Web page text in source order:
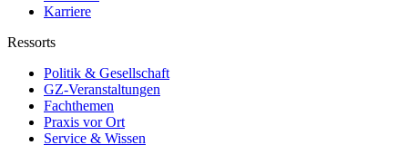
Karriere
Ressorts
Politik & Gesellschaft
GZ-Veranstaltungen
Fachthemen
Praxis vor Ort
Service & Wissen